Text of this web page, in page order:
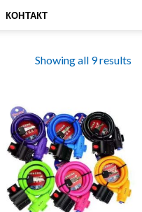
КОНТАКТ
Showing all 9 results